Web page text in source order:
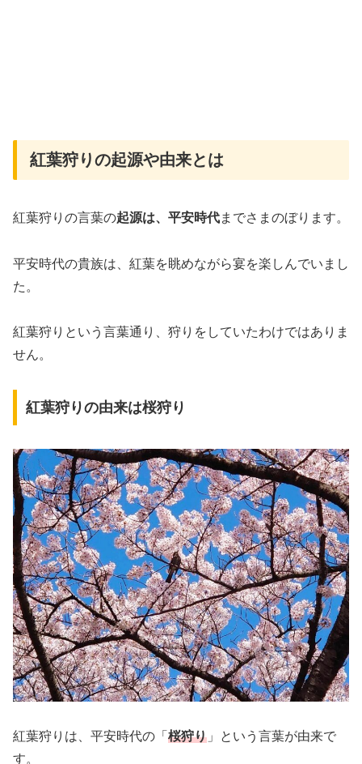
紅葉狩りの起源や由来とは
紅葉狩りの言葉の起源は、平安時代までさまのぼります。
平安時代の貴族は、紅葉を眺めながら宴を楽しんでいまし
た。
紅葉狩りという言葉通り、狩りをしていたわけではありま
せん。
紅葉狩りの由来は桜狩り
紅葉狩りは、平安時代の「 桜狩り 」という言葉が由来で
す。